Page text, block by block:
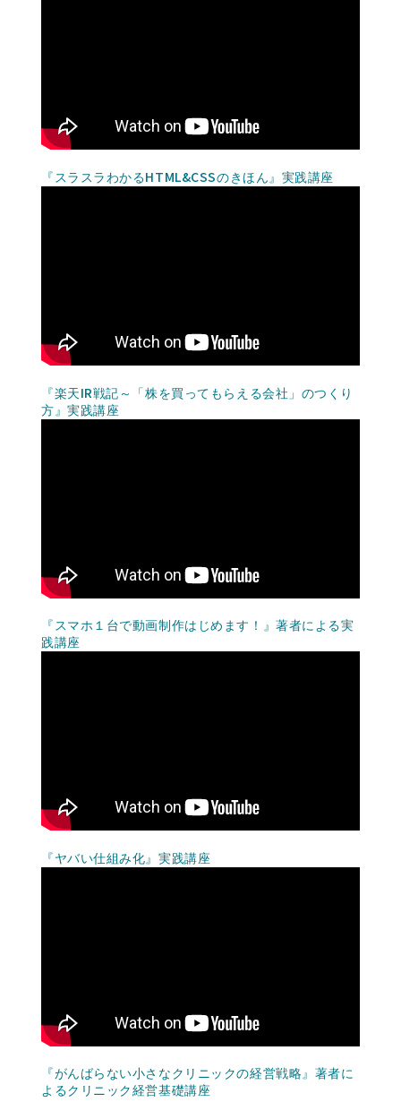
『スラスラわかるHTML&CSSのきほん』実践講座
『楽天IR戦記～「株を買ってもらえる会社」のつくり
方』実践講座
『スマホ１台で動画制作はじめます！』著者による実
践講座
『ヤバい仕組み化』実践講座
『がんばらない小さなクリニックの経営戦略』著者に
よるクリニック経営基礎講座